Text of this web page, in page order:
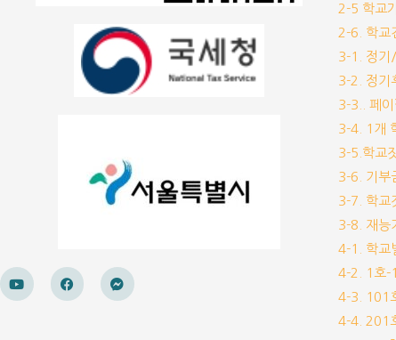
2-5 학교
2-6. 학교
3-1. 정기/
3-2. 정기
3-3.. 페이
3-4. 1개
3-5.학교
3-6. 기부
3-7. 학교
3-8. 재능
4-1. 학교
4-2. 1호-
4-3. 101
4-4. 201